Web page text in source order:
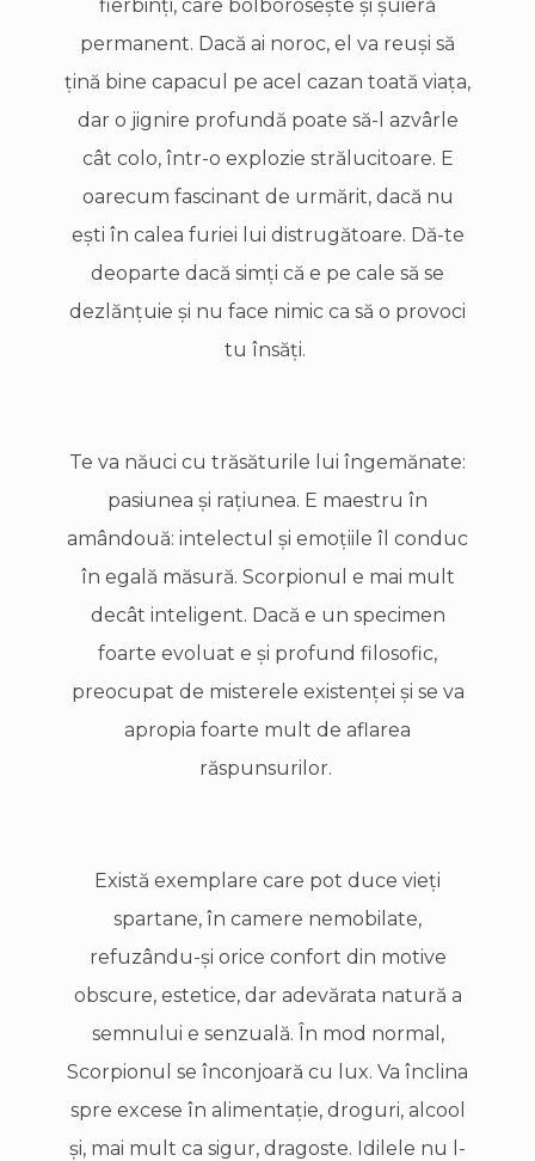
fierbinţi, care bolboroseşte şi şuieră
permanent. Dacă ai noroc, el va reuşi să
ţină bine capacul pe acel cazan toată viaţa,
dar o jignire profundă poate să-l azvârle
cât colo, într-o explozie strălucitoare. E
oarecum fascinant de urmărit, dacă nu
eşti în calea furiei lui distrugătoare. Dă-te
deoparte dacă simţi că e pe cale să se
dezlănţuie şi nu face nimic ca să o provoci
tu însăţi.
Te va năuci cu trăsăturile lui îngemănate:
pasiunea şi raţiunea. E maestru în
amândouă: intelectul şi emoţiile îl conduc
în egală măsură. Scorpionul e mai mult
decât inteligent. Dacă e un specimen
foarte evoluat e şi profund filosofic,
preocupat de misterele existenţei şi se va
apropia foarte mult de aflarea
răspunsurilor.
Există exemplare care pot duce vieţi
spartane, în camere nemobilate,
refuzându-şi orice confort din motive
obscure, estetice, dar adevărata natură a
semnului e senzuală. În mod normal,
Scorpionul se înconjoară cu lux. Va înclina
spre excese în alimentaţie, droguri, alcool
şi, mai mult ca sigur, dragoste. Idilele nu l-